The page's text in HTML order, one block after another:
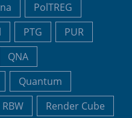
PolTREG
PTG
PUR
QNA
Quantum
RBW
Render Cube